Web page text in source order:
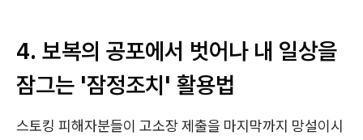
4. 보복의 공포에서 벗어나 내 일상을
잠그는 '잠정조치' 활용법
스토킹 피해자분들이 고소장 제출을 마지막까지 망설이시